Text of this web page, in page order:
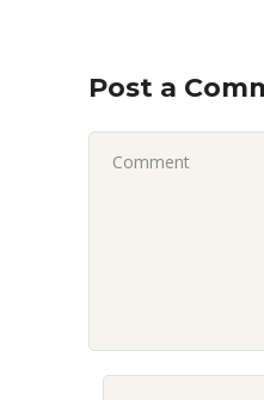
Post a